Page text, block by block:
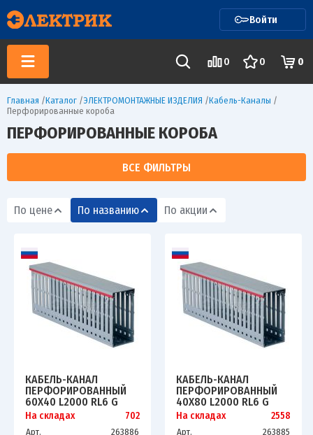
Войти
0 0 0
Главная /Каталог /ЭЛЕКТРОМОНТАЖНЫЕ ИЗДЕЛИЯ /Кабель-Каналы /
Перфорированные короба
ПЕРФОРИРОВАННЫЕ КОРОБА
ВСЕ ФИЛЬТРЫ
По цене По названию По акции
КАБЕЛЬ-КАНАЛ
ПЕРФОРИРОВАННЫЙ
60Х40 L2000 RL6 G
ДКС 01135RL
На складах 702
Арт.
263886
КАБЕЛЬ-КАНАЛ
ПЕРФОРИРОВАННЫЙ
40Х80 L2000 RL6 G
DKC 01127RL
На складах 2558
Арт.
263885